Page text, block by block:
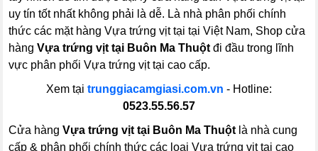
uy tín tốt nhất không phải là dễ. Là nhà phân phối chính
thức các mặt hàng Vựa trứng vịt tại tại Việt Nam, Shop cửa
hàngVựa trứng vịt tại Buôn Ma Thuột đi đầu trong lĩnh
vực phân phối Vựa trứng vịt tại cao cấp.
Xem tại trunggiacamgiasi.com.vn - Hotline:
0523.55.56.57
Cửa hàngVựa trứng vịt tại Buôn Ma Thuột là nhà cung
cấp & phân phối chính thức các loại Vựa trứng vịt tại cao